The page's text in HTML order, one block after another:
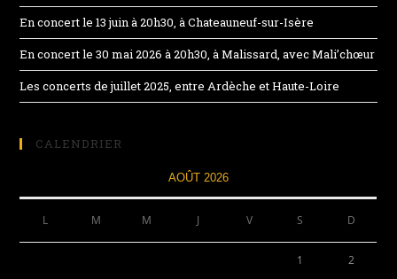
En concert le 13 juin à 20h30, à Chateauneuf-sur-Isère
En concert le 30 mai 2026 à 20h30, à Malissard, avec Mali’chœur
Les concerts de juillet 2025, entre Ardèche et Haute-Loire
CALENDRIER
AOÛT 2026
L M M J V S D
1 2